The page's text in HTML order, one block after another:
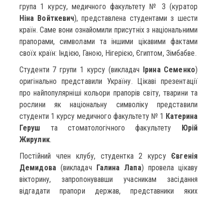
група 1 курсу, медичного факультету № 3 (куратор
Ніна Войткевич), представлена студентами з шести
країн. Саме вони ознайомили присутніх з національними
прапорами, символами та іншими цікавими фактами
своїх країн: Індією, Ганою, Нігерією, Єгиптом, Зімбабве.
Студенти 7 групи 1 курсу (викладач Ірина Семенко)
оригінально представили Україну. Цікаві презентації
про найпопулярніші кольори прапорів світу, тварини та
рослини як національну символіку представили
студенти 1 курсу медичного факультету № 1 Катерина
Геруш та стоматологічного факультету Юрій
Жирулик.
Постійний член клубу, студентка 2 курсу Євгенія
Демидова (викладач Галина Лапа) провела цікаву
вікторину, запропонувавши учасникам засідання
відгадати прапори держав, представники яких